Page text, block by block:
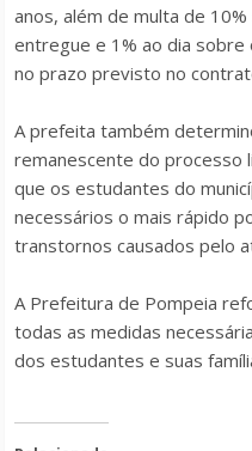
anos, além de multa de
entregue e 1% ao dia
no prazo previsto no
A prefeita também
remanescente do processo
que os estudantes do
necessários o mais rápido
transtornos causados pelo
A Prefeitura de Pompeia
todas as medidas
dos estudantes e suas